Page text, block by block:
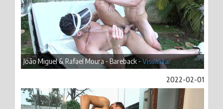
João Miguel & Rafael Moura - Bareback -Visualizar
2022-02-01